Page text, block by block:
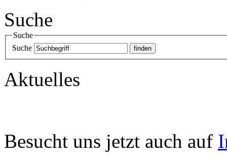
Suche
Suche
Suche
Aktuelles
Besucht uns jetzt auch auf